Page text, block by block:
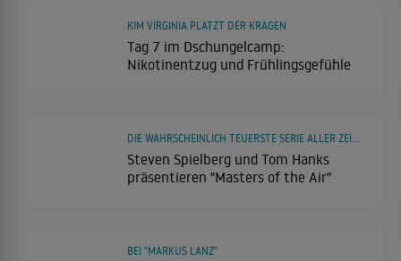
Tag 7 im Dschungelcamp:
Nikotinentzug und Frühlingsgefühle
KIM VIRGINIA PLATZT DER KRAGEN
Steven Spielberg und Tom Hanks
präsentieren "Masters of the Air"
BEI "MARKUS LANZ"